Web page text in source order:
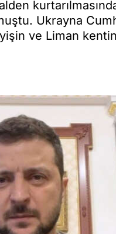
Ukrayna
ve Liman